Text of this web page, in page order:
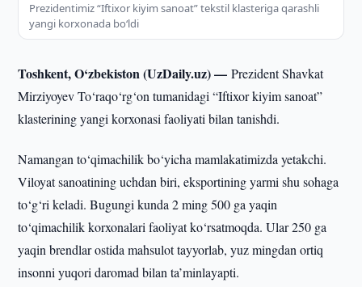
Prezidentimiz “Iftixor kiyim sanoat” tekstil klasteriga qarashli
yangi korxonada bo‘ldi
Toshkent, O‘zbekiston (UzDaily.uz) —Prezident Shavkat
Mirziyoyev To‘raqo‘rg‘on tumanidagi “Iftixor kiyim sanoat”
klasterining yangi korxonasi faoliyati bilan tanishdi.
Namangan to‘qimachilik bo‘yicha mamlakatimizda yetakchi.
Viloyat sanoatining uchdan biri, eksportining yarmi shu sohaga
to‘g‘ri keladi. Bugungi kunda 2 ming 500 ga yaqin
to‘qimachilik korxonalari faoliyat ko‘rsatmoqda. Ular 250 ga
yaqin brendlar ostida mahsulot tayyorlab, yuz mingdan ortiq
insonni yuqori daromad bilan ta’minlayapti.